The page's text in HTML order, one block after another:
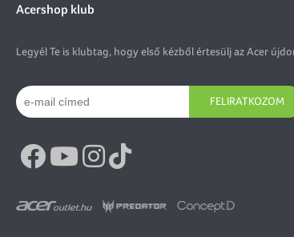
Acershop klub
Legyél Te is klubtag, hogy első kézből értesülj az Acer
FELIRATKOZOM